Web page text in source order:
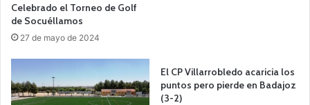
Celebrado el Torneo de Golf
de Socuéllamos
27 de mayo de 2024
El CP Villarrobledo acaricia los
puntos pero pierde en Badajoz
(3-2)